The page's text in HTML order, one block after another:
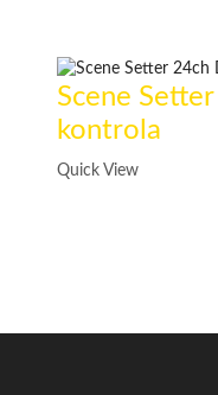
Scene
kontrola
Quick View